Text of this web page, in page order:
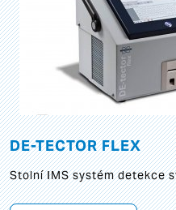
DE-TECTOR FLEX
Stolní IMS systém detekce